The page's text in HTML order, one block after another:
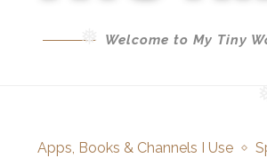
❅
Welcome to My Tiny
Apps, Books & Channels I Use